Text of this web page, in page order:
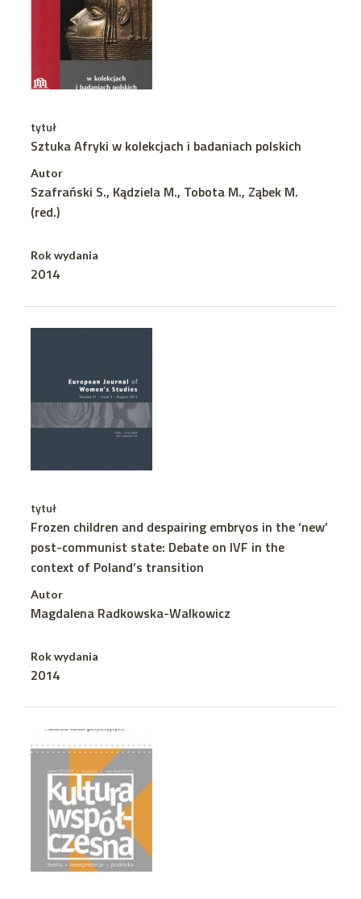
tytuł
Sztuka Afryki w kolekcjach i badaniach polskich
Autor
Szafrański S., Kądziela M., Tobota M., Ząbek M.
(red.)
Rok wydania
2014
tytuł
Frozen children and despairing embryos in the ‘new’
post-communist state: Debate on IVF in the
context of Poland’s transition
Autor
Magdalena Radkowska-Walkowicz
Rok wydania
2014